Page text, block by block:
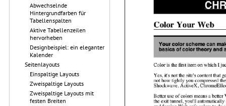
Abwechselnde
Hintergrundfarben für
Tabellenspalten
Aktive Tabellenzeilen
hervorheben
Designbeispiel: ein eleganter
Kalender
Seitenlayouts
Einspaltige Layouts
Zweispaltige Layouts
Zweispaltige Layouts mit
festen Breiten